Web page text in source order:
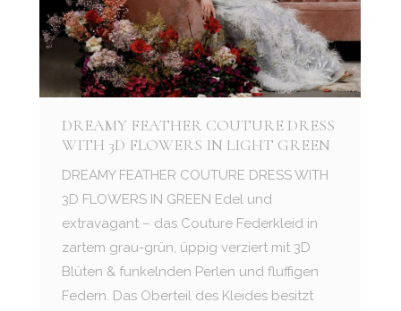
DREAMY FEATHER COUTURE DRESS
WITH 3D FLOWERS IN LIGHT GREEN
DREAMY FEATHER COUTURE DRESS WITH
3D FLOWERS IN GREEN Edel und
extravagant – das Couture Federkleid in
zartem grau-grün, üppig verziert mit 3D
Blüten & funkelnden Perlen und fluffigen
Federn. Das Oberteil des Kleides besitzt